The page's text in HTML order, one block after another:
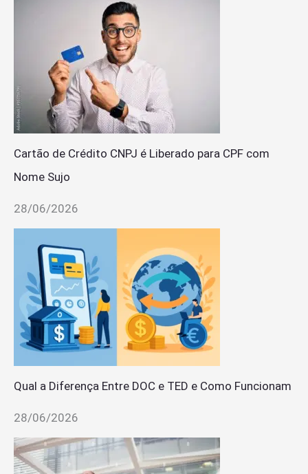
Cartão de Crédito CNPJ é Liberado para CPF com
Nome Sujo
28/06/2026
Qual a Diferença Entre DOC e TED e Como Funcionam
28/06/2026